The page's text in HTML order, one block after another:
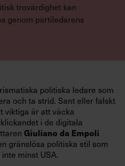
trovärdighet kan
genom partiledarens
politiska ledare som
och ta strid. Sant eller falskt
viktiga är att väcka
i de digitala
Giuliano da Empoli
gränslösa politiska stil som
minst USA.